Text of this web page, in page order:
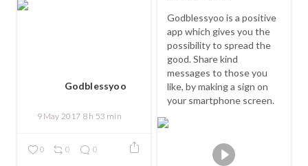
Godblessyoo
9 May 2017 8 h 53 min
0 0 0
Godblessyoo is a positive
app which gives you the
possibility to spread the
good. Share kind
messages to those you
like, by making a sign on
your smartphone screen.